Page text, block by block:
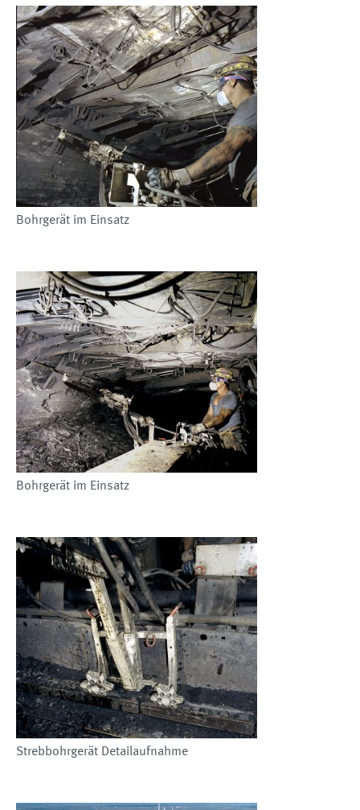
Bohrgerät im Einsatz
Bohrgerät im Einsatz
Strebbohrgerät Detailaufnahme